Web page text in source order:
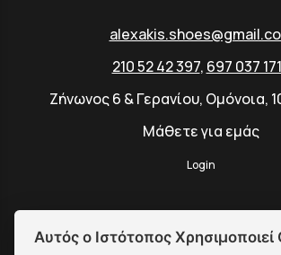
210 52 42 397, 697 037
Ζήνωνος 6 & Γερανίου, Ομόνοια,
Μάθετε για εμάς
Login
Αυτός ο Ιστότοπος Χρησιμοποιεί